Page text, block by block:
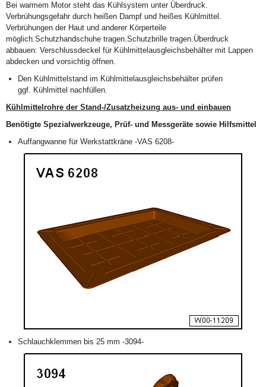
Bei warmem Motor steht das Kühlsystem unter Überdruck.
Verbrühungsgefahr durch heißen Dampf und heißes Kühlmittel.
Verbrühungen der Haut und anderer Körperteile
möglich.Schutzhandschuhe tragen.Schutzbrille tragen.Überdruck
abbauen: Verschlussdeckel für Kühlmittelausgleichsbehälter mit Lappen
abdecken und vorsichtig öffnen.
Den Kühlmittelstand im Kühlmittelausgleichsbehälter prüfen
ggf. Kühlmittel nachfüllen.
Kühlmittelrohre der Stand-/Zusatzheizung aus- und einbauen
Benötigte Spezialwerkzeuge, Prüf- und Messgeräte sowie Hilfsmittel
Auffangwanne für Werkstattkräne -VAS 6208-
Schlauchklemmen bis 25 mm -3094-